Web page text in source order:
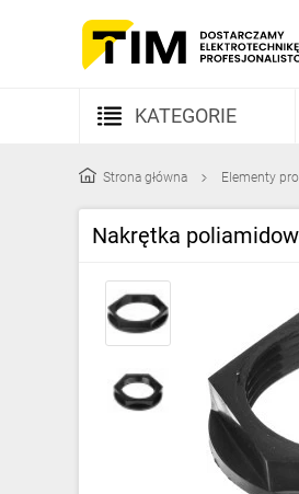
KATEGORIE
Kable i przewody
Rozdzielnice i obudowy
Elementy prowadzenia kabli
Fotowoltaika
Gniazda i łączniki
Oprawy oświetleniowe
Strona główna Elementy
Nakrętka